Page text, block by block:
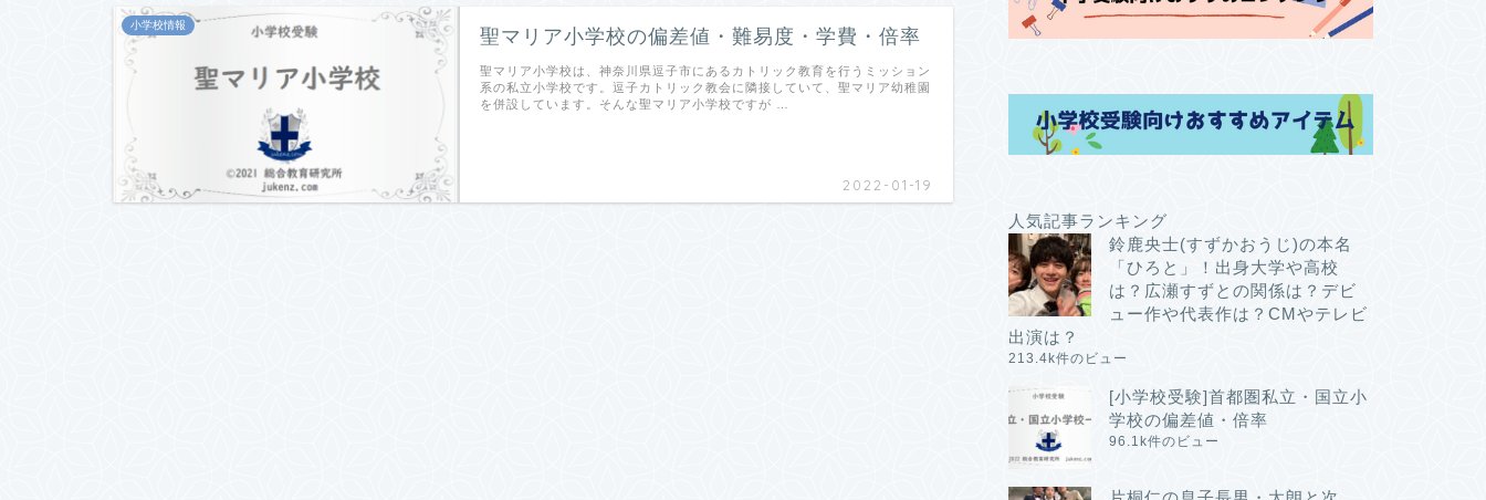
小学校情報
聖マリア小学校の偏差値・難易度・学費・倍率
2022-01-19
聖マリア小学校は、神奈川県逗子市にあるカトリック教育を行うミッション
系の私立小学校です。逗子カトリック教会に隣接していて、聖マリア幼稚園
を併設しています。そんな聖マリア小学校ですが …
人気記事ランキング
鈴鹿央士(すずかおうじ)の本名
「ひろと」！出身大学や高校
は？広瀬すずとの関係は？デビ
ュー作や代表作は？CMやテレビ
出演は？
213.4k件のビュー
[小学校受験]首都圏私立・国立小
学校の偏差値・倍率
96.1k件のビュー